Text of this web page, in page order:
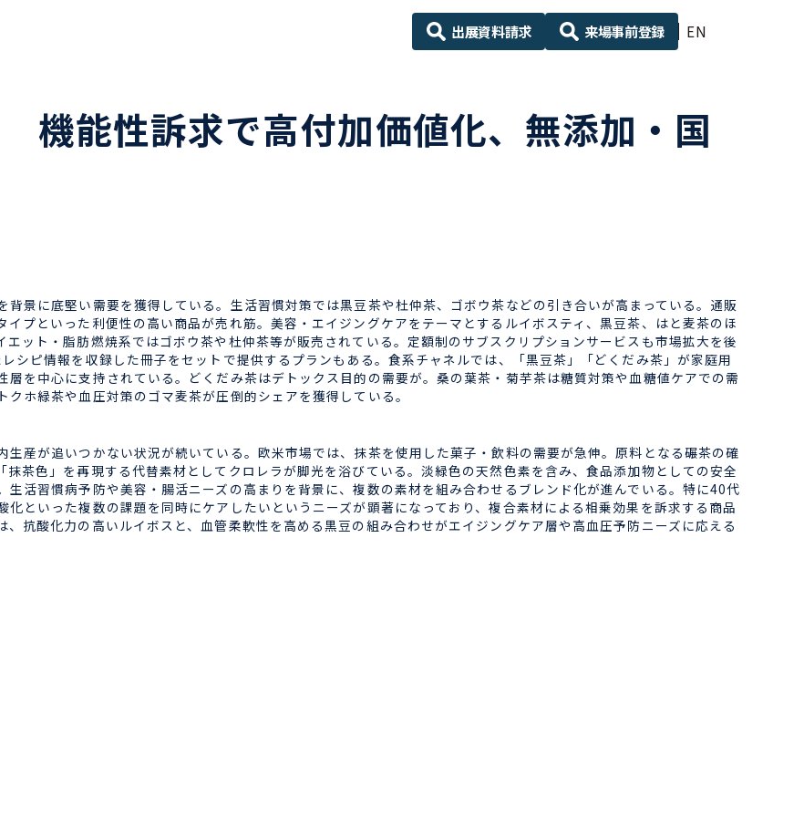
EN
出展資料請求 来場事前登録
機能性訴求で高付加価値化、無添加・国
景に底堅い需要を獲得している。生活習慣対策では黒豆茶や杜仲茶、ゴボウ茶などの引き合いが高まっている。通販
プといった利便性の高い商品が売れ筋。美容・エイジングケアをテーマとするルイボスティ、黒豆茶、はと麦茶のほ
ット・脂肪燃焼系ではゴボウ茶や杜仲茶等が販売されている。定額制のサブスクリプションサービスも市場拡大を後
シピ情報を収録した冊子をセットで提供するプランもある。食系チャネルでは、「黒豆茶」「どくだみ茶」が家庭用
を中心に支持されている。どくだみ茶はデトックス目的の需要が。桑の葉茶・菊芋茶は糖質対策や血糖値ケアでの需
ホ緑茶や血圧対策のゴマ麦茶が圧倒的シェアを獲得している。
産が追いつかない状況が続いている。欧米市場では、抹茶を使用した菓子・飲料の需要が急伸。原料となる碾茶の確
茶色」を再現する代替素材としてクロレラが脚光を浴びている。淡緑色の天然色素を含み、食品添加物としての安全
活習慣病予防や美容・腸活ニーズの高まりを背景に、複数の素材を組み合わせるブレンド化が進んでいる。特に40代
といった複数の課題を同時にケアしたいというニーズが顕著になっており、複合素材による相乗効果を訴求する商品
抗酸化力の高いルイボスと、血管柔軟性を高める黒豆の組み合わせがエイジングケア層や高血圧予防ニーズに応える